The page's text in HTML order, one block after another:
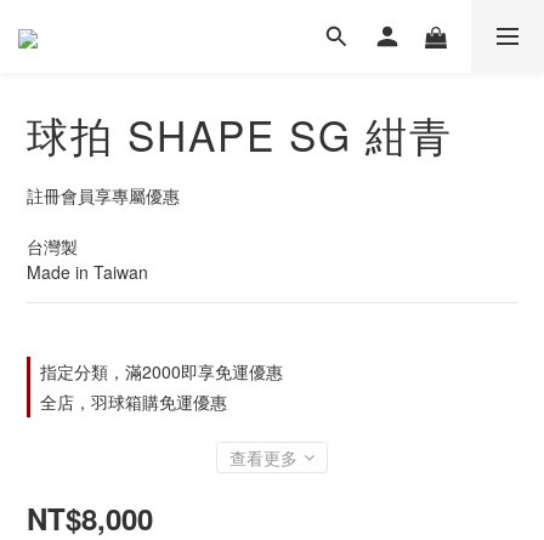
球拍 SHAPE SG 紺青
註冊會員享專屬優惠
台灣製
Made in Taiwan
指定分類，滿2000即享免運優惠
全店，羽球箱購免運優惠
查看更多
NT$8,000